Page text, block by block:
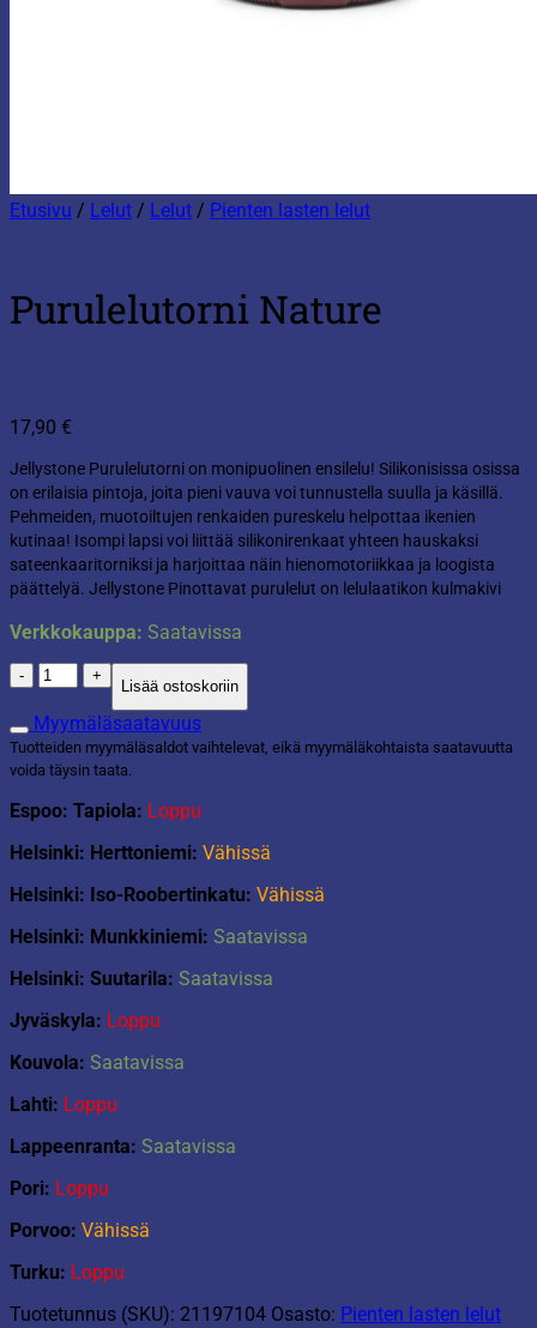
Etusivu / Lelut / Lelut / Pienten lasten lelut
Purulelutorni Nature
17,90 €
Jellystone Purulelutorni on monipuolinen ensilelu! Silikonisissa osissa
on erilaisia pintoja, joita pieni vauva voi tunnustella suulla ja käsillä.
Pehmeiden, muotoiltujen renkaiden pureskelu helpottaa ikenien
kutinaa! Isompi lapsi voi liittää silikonirenkaat yhteen hauskaksi
sateenkaaritorniksi ja harjoittaa näin hienomotoriikkaa ja loogista
päättelyä. Jellystone Pinottavat purulelut on lelulaatikon kulmakivi
Verkkokauppa: Saatavissa
Purulelutorni
Nature
määrä
Lisää ostoskoriin
Myymäläsaatavuus
Tuotteiden myymäläsaldot vaihtelevat, eikä myymäläkohtaista saatavuutta
voida täysin taata.
Espoo: Tapiola: Loppu
Helsinki: Herttoniemi: Vähissä
Helsinki: Iso-Roobertinkatu: Vähissä
Helsinki: Munkkiniemi: Saatavissa
Helsinki: Suutarila: Saatavissa
Jyväskyla: Loppu
Kouvola: Saatavissa
Lahti: Loppu
Lappeenranta: Saatavissa
Pori: Loppu
Porvoo: Vähissä
Turku: Loppu
Tuotetunnus (SKU): 21197104 Osasto: Pienten lasten lelut